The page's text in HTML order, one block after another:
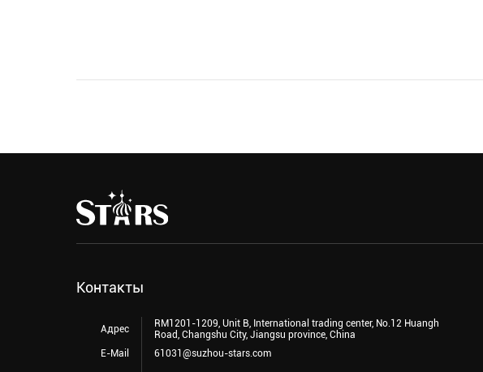
Контакты
Адрес
RM1201-1209, Unit B, International trading center, No.12 Huangh
Road, Changshu City, Jiangsu province, China
E-Mail
61031@suzhou-stars.com